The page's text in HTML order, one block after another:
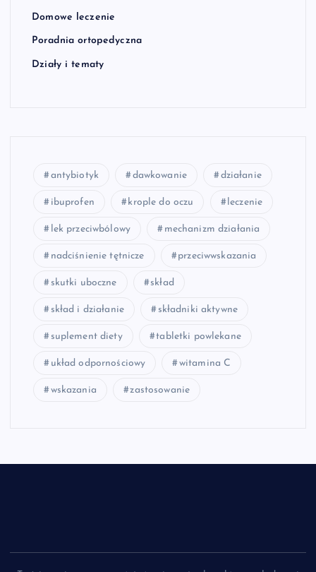
Domowe leczenie
Poradnia ortopedyczna
Działy i tematy
antybiotyk dawkowanie działanie
ibuprofen krople do oczu leczenie
lek przeciwbólowy mechanizm działania
nadciśnienie tętnicze przeciwwskazania
skutki uboczne skład
skład i działanie składniki aktywne
suplement diety tabletki powlekane
układ odpornościowy witamina C
wskazania zastosowanie